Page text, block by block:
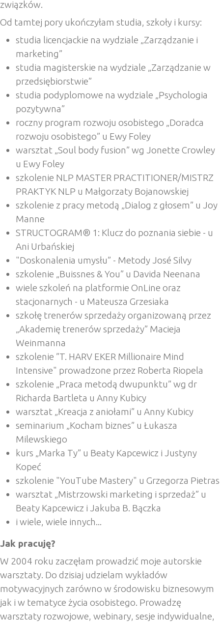
związków.
Od tamtej pory ukończyłam studia, szkoły i kursy:
studia licencjackie na wydziale „Zarządzanie i
marketing”
studia magisterskie na wydziale „Zarządzanie w
przedsiębiorstwie”
studia podyplomowe na wydziale „Psychologia
pozytywna”
roczny program rozwoju osobistego „Doradca
rozwoju osobistego” u Ewy Foley
warsztat „Soul body fusion” wg Jonette Crowley
u Ewy Foley
szkolenie NLP MASTER PRACTITIONER/MISTRZ
PRAKTYK NLP u Małgorzaty Bojanowskiej
szkolenie z pracy metodą „Dialog z głosem” u Joy
Manne
STRUCTOGRAM® 1: Klucz do poznania siebie - u
Ani Urbańskiej
"Doskonalenia umysłu” - Metody José Silvy
szkolenie „Buissnes & You” u Davida Neenana
wiele szkoleń na platformie OnLine oraz
stacjonarnych - u Mateusza Grzesiaka
szkołę trenerów sprzedaży organizowaną przez
„Akademię trenerów sprzedaży” Macieja
Weinmanna
szkolenie ”T. HARV EKER Millionaire Mind
Intensive" prowadzone przez Roberta Riopela
szkolenie „Praca metodą dwupunktu” wg dr
Richarda Bartleta u Anny Kubicy
warsztat „Kreacja z aniołami” u Anny Kubicy
seminarium „Kocham biznes” u Łukasza
Milewskiego
kurs „Marka Ty” u Beaty Kapcewicz i Justyny
Kopeć
szkolenie "YouTube Mastery" u Grzegorza Pietras
warsztat „Mistrzowski marketing i sprzedaż” u
Beaty Kapcewicz i Jakuba B. Bączka
i wiele, wiele innych...
Jak pracuję?
W 2004 roku zaczęłam prowadzić moje autorskie
warsztaty. Do dzisiaj udzielam wykładów
motywacyjnych zarówno w środowisku biznesowym
jak i w tematyce życia osobistego. Prowadzę
warsztaty rozwojowe, webinary, sesje indywidualne,